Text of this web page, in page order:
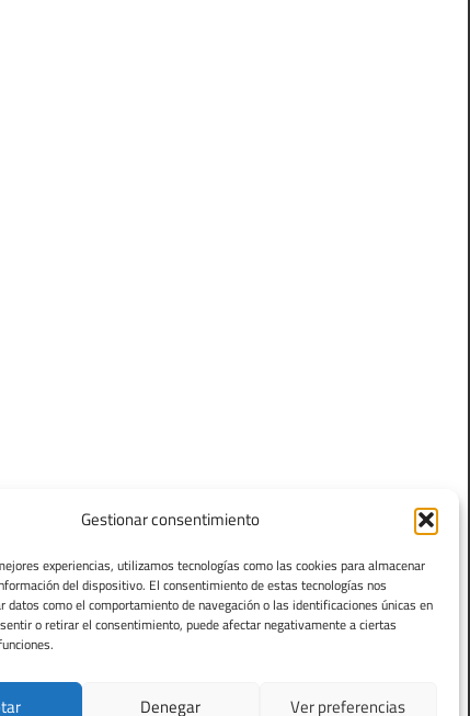
Gestionar consentimiento
experiencias, utilizamos tecnologías como las cookies para almacenar
del dispositivo. El consentimiento de estas tecnologías nos
datos como el comportamiento de navegación o las identificaciones únicas en
o retirar el consentimiento, puede afectar negativamente a ciertas
Denegar Ver preferencias